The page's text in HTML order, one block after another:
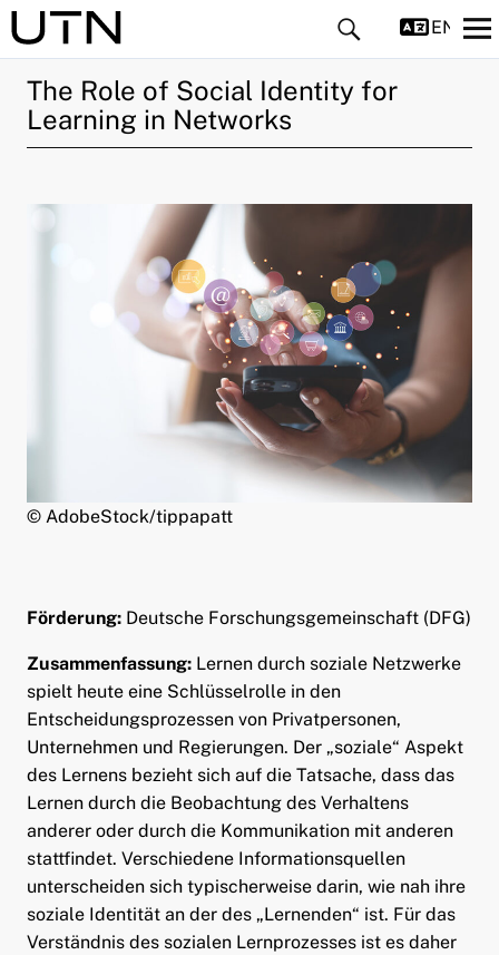
Menü aufklappen
Menü aufklappen
Menü aufklappen
Menü aufklappen
The Role of Social Identity for
Learning in Networks
© AdobeStock/tippapatt
Förderung: Deutsche Forschungsgemeinschaft (DFG)
Zusammenfassung: Lernen durch soziale Netzwerke
spielt heute eine Schlüsselrolle in den
Entscheidungsprozessen von Privatpersonen,
Unternehmen und Regierungen. Der „soziale“ Aspekt
des Lernens bezieht sich auf die Tatsache, dass das
Lernen durch die Beobachtung des Verhaltens
anderer oder durch die Kommunikation mit anderen
stattfindet. Verschiedene Informationsquellen
unterscheiden sich typischerweise darin, wie nah ihre
soziale Identität an der des „Lernenden“ ist. Für das
Verständnis des sozialen Lernprozesses ist es daher